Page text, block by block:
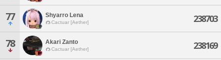
77 Shyarro Lena
Cactuar [Aether] 238703
78 Akari Zanto
Cactuar [Aether] 238169